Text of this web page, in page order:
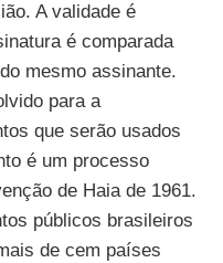
A validade é
é comparada
mesmo assinante.
para a
que serão usados
é um processo
de Haia de 1961.
públicos brasileiros
de cem países